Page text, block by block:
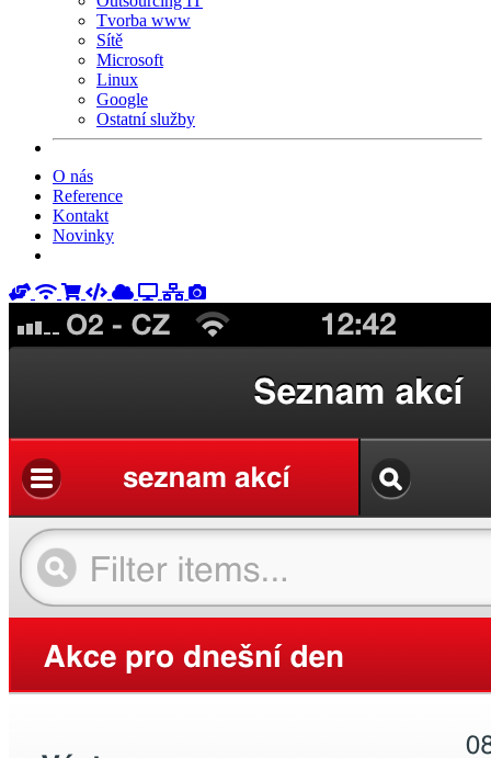
Tvorba www
Sítě
Microsoft
Linux
Google
Ostatní služby
O nás
Reference
Kontakt
Novinky